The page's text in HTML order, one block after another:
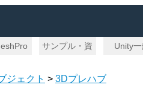
サンプル・資
Unity
ジェクト > 3Dプレハブ